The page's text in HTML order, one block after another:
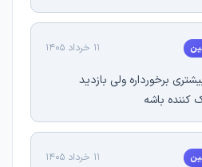
11 خرداد 1405
برخورداره ولی بازدید
کننده باشه
11 خرداد 1405